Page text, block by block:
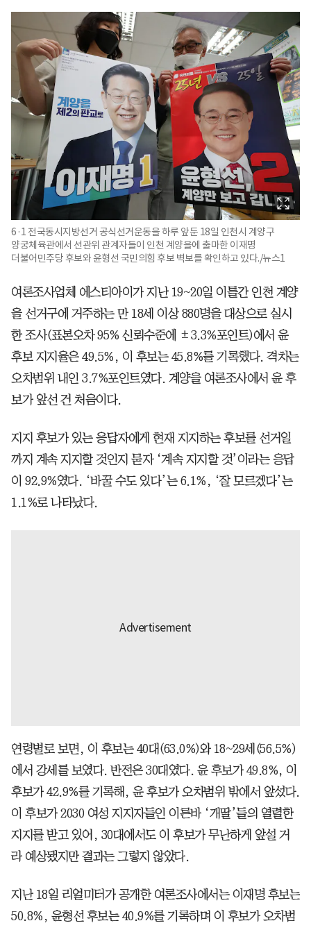
6·1 전국동시지방선거 공식선거운동을 하루 앞둔 18일 인천시 계양구
양궁체육관에서 선관위 관계자들이 인천 계양을에 출마한 이재명
더불어민주당 후보와 윤형선 국민의힘 후보 벽보를 확인하고 있다./뉴스1
여론조사업체 에스티아이가 지난 19~20일 이틀간 인천 계양
을 선거구에 거주하는 만 18세 이상 880명을 대상으로 실시
한 조사(표본오차 95% 신뢰수준에 ±3.3%포인트)에서 윤
후보 지지율은 49.5%, 이 후보는 45.8%를 기록했다. 격차는
오차범위 내인 3.7%포인트였다. 계양을 여론조사에서 윤 후
보가 앞선 건 처음이다.
지지 후보가 있는 응답자에게 현재 지지하는 후보를 선거일
까지 계속 지지할 것인지 묻자 ‘계속 지지할 것’이라는 응답
이 92.9%였다. ‘바꿀 수도 있다’는 6.1%, ‘잘 모르겠다’는
1.1%로 나타났다.
연령별로 보면, 이 후보는 40대(63.0%)와 18~29세(56.5%)
에서 강세를 보였다. 반전은 30대였다. 윤 후보가 49.8%, 이
후보가 42.9%를 기록해, 윤 후보가 오차범위 밖에서 앞섰다.
이 후보가 2030 여성 지지자들인 이른바 ‘개딸’들의 열렬한
지지를 받고 있어, 30대에서도 이 후보가 무난하게 앞설 거
라 예상됐지만 결과는 그렇지 않았다.
지난 18일 리얼미터가 공개한 여론조사에서는 이재명 후보는
50.8%, 윤형선 후보는 40.9%를 기록하며 이 후보가 오차범